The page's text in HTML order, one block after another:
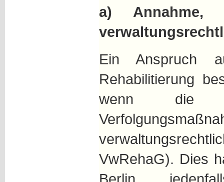
a) Annahme,
Ein Anspruch
Rehabilitierung
wenn die
VwRehaG). Dies